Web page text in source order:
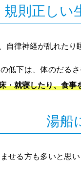
規則正しい
自律神経が乱れたり
低下は、体のだる
・就寝したり、食事
湯船
せる方も多いと思